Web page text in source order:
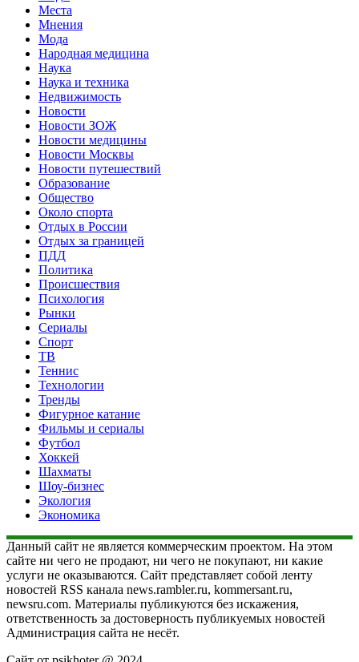
Места
Мнения
Мода
Народная медицина
Наука
Наука и техника
Недвижимость
Новости
Новости ЗОЖ
Новости медицины
Новости Москвы
Новости путешествий
Образование
Общество
Около спорта
Отдых в России
Отдых за границей
ПДД
Политика
Происшествия
Психология
Рынки
Сериалы
Спорт
ТВ
Теннис
Технологии
Тренды
Фигурное катание
Фильмы и сериалы
Футбол
Хоккей
Шахматы
Шоу-бизнес
Экология
Экономика
Данный сайт не является коммерческим проектом. На этом
сайте ни чего не продают, ни чего не покупают, ни какие
услуги не оказываются. Сайт представляет собой ленту
новостей RSS канала news.rambler.ru, kommersant.ru,
newsru.com. Материалы публикуются без искажения,
ответственность за достоверность публикуемых новостей
Администрация сайта не несёт.